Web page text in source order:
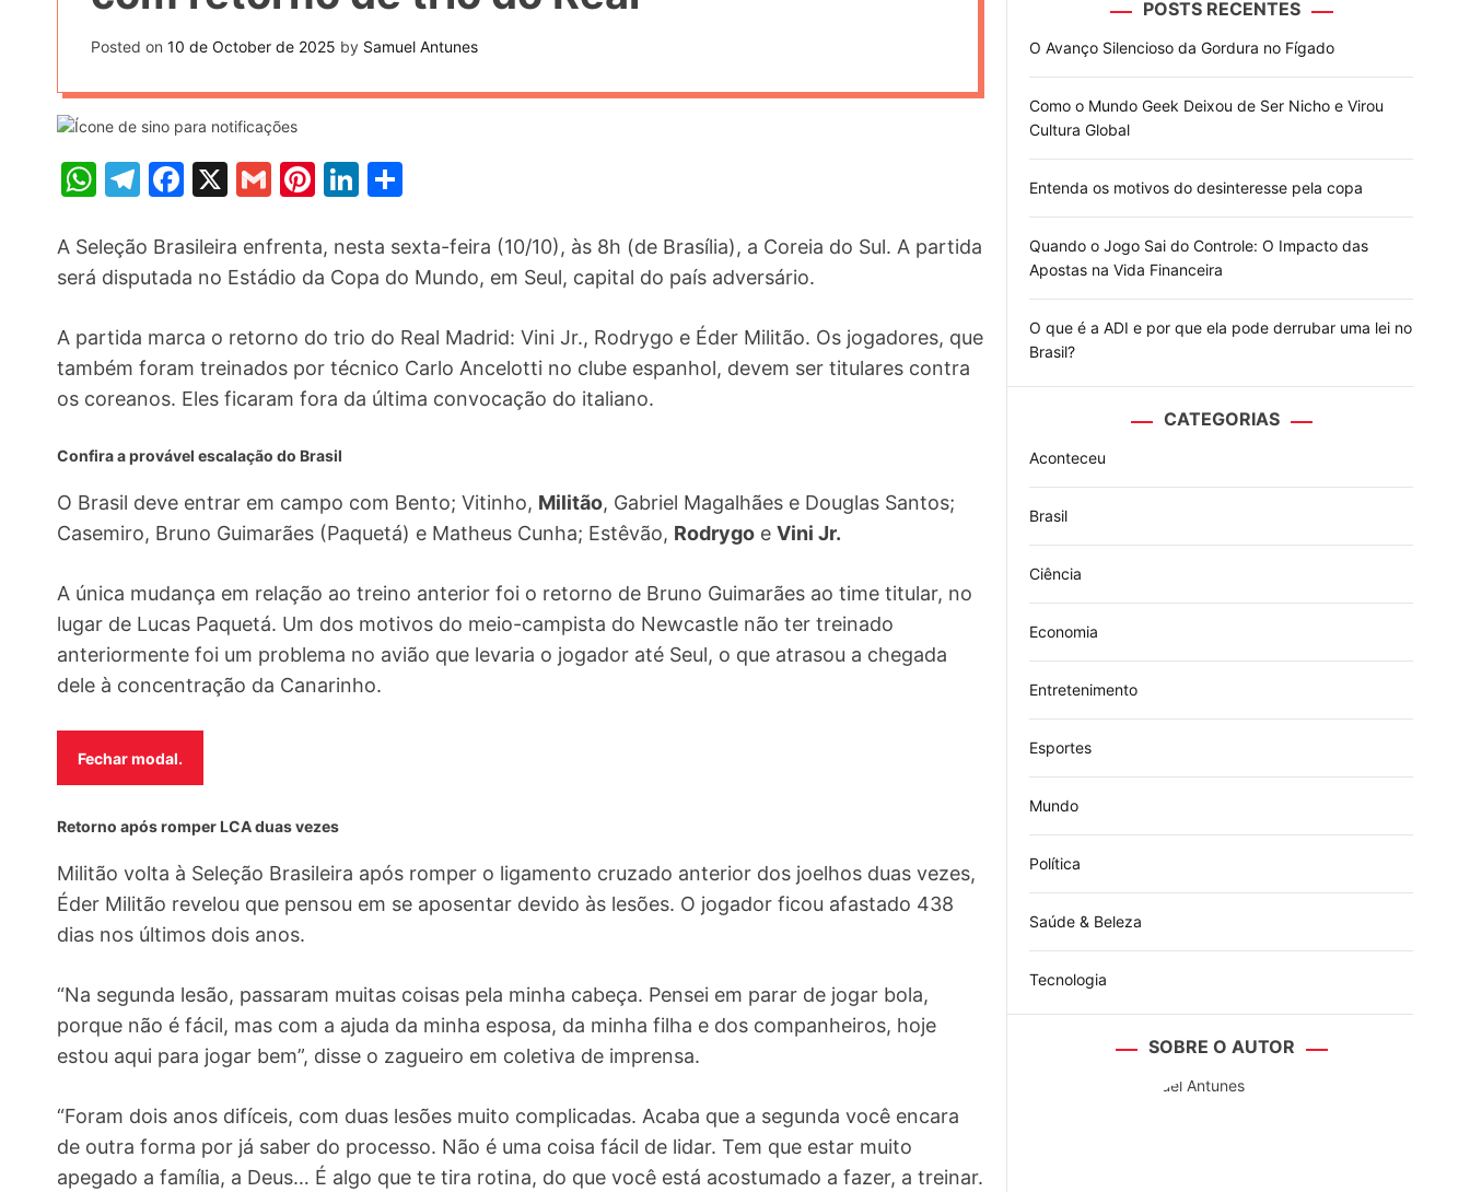
o
e
Posted on 10 de October de 2025 by Samuel Antunes
W
at
s
A
p
p
T
e
gr
m
F
c
e
o
o
X
G
ai
l
Pi
er
e
st
Li
k
e
dI
n
ar
e
A Seleção Brasileira enfrenta, nesta sexta-feira (10/10), às 8h (de Brasília), a Coreia do Sul. A partida
será disputada no Estádio da Copa do Mundo, em Seul, capital do país adversário.
A partida marca o retorno do trio do Real Madrid: Vini Jr., Rodrygo e Éder Militão. Os jogadores, que
também foram treinados por técnico Carlo Ancelotti no clube espanhol, devem ser titulares contra
os coreanos. Eles ficaram fora da última convocação do italiano.
Confira a provável escalação do Brasil
O Brasil deve entrar em campo com Bento; Vitinho, Militão, Gabriel Magalhães e Douglas Santos;
Casemiro, Bruno Guimarães (Paquetá) e Matheus Cunha; Estêvão, Rodrygo e Vini Jr.
A única mudança em relação ao treino anterior foi o retorno de Bruno Guimarães ao time titular, no
lugar de Lucas Paquetá. Um dos motivos do meio-campista do Newcastle não ter treinado
anteriormente foi um problema no avião que levaria o jogador até Seul, o que atrasou a chegada
dele à concentração da Canarinho.
Fechar modal.
Retorno após romper LCA duas vezes
Militão volta à Seleção Brasileira após romper o ligamento cruzado anterior dos joelhos duas vezes,
Éder Militão revelou que pensou em se aposentar devido às lesões. O jogador ficou afastado 438
dias nos últimos dois anos.
“Na segunda lesão, passaram muitas coisas pela minha cabeça. Pensei em parar de jogar bola,
porque não é fácil, mas com a ajuda da minha esposa, da minha filha e dos companheiros, hoje
estou aqui para jogar bem”, disse o zagueiro em coletiva de imprensa.
“Foram dois anos difíceis, com duas lesões muito complicadas. Acaba que a segunda você encara
de outra forma por já saber do processo. Não é uma coisa fácil de lidar. Tem que estar muito
apegado a família, a Deus… É algo que te tira rotina, do que você está acostumado a fazer, a treinar.
POSTS RECENTES
O Avanço Silencioso da Gordura no Fígado
Como o Mundo Geek Deixou de Ser Nicho e Virou
Cultura Global
Entenda os motivos do desinteresse pela copa
Quando o Jogo Sai do Controle: O Impacto das
Apostas na Vida Financeira
O que é a ADI e por que ela pode derrubar uma lei no
Brasil?
CATEGORIAS
Aconteceu
Brasil
Ciência
Economia
Entretenimento
Esportes
Mundo
Política
Saúde & Beleza
Tecnologia
SOBRE O AUTOR